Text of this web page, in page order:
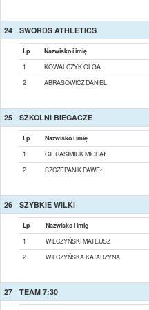
24 SWORDS ATHLETICS
Lp Nazwisko i imię
1
KOWALCZYK OLGA
2
ABRASOWICZ DANIEL
25 SZKOLNI BIEGACZE
Lp Nazwisko i imię
1
GIERASIMIUK MICHAŁ
2
SZCZEPANIK PAWEŁ
26 SZYBKIE WILKI
Lp Nazwisko i imię
1
WILCZYŃSKI MATEUSZ
2
WILCZYŃSKA KATARZYNA
27 TEAM 7:30